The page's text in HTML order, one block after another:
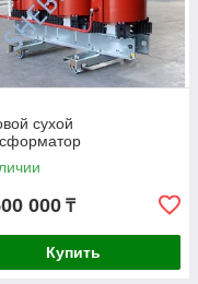
сухой
000 ₸
Купить